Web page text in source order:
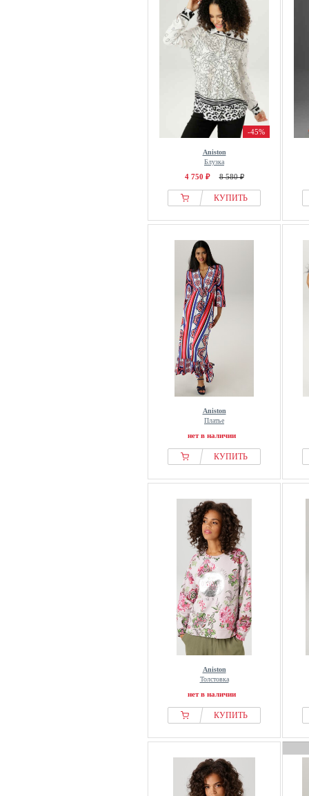
-45%
Aniston
Блузка
4 750 ₽ 8 580 ₽
КУПИТЬ
Aniston
Платье
нет в наличии
КУПИТЬ
Aniston
Толстовка
нет в наличии
КУПИТЬ